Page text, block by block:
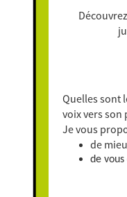
Quelles sont
voix vers son
Je vous
de
de